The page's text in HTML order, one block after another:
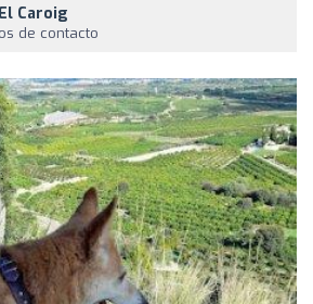
Caroig
de contacto